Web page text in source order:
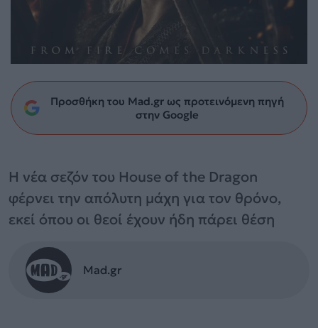
Προσθήκη του Mad.gr ως προτεινόμενη πηγή
στην Google
Η νέα σεζόν του House of the Dragon
φέρνει την απόλυτη μάχη για τον θρόνο,
εκεί όπου οι θεοί έχουν ήδη πάρει θέση
Mad.gr